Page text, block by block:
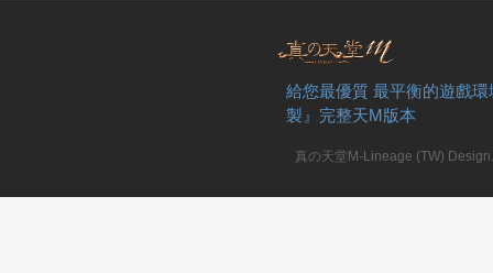
給您最優質 最平衡的遊戲
製』完整天M版本
真の天堂M-Lineage (TW)